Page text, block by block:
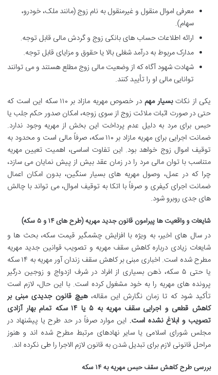
معرفی اموال منقول و غیرمنقول به نام زوج (مانند ملک، خودرو،
سهام).
ارائه اطلاعات حساب های بانکی زوج و گردش مالی قابل توجه.
مدارک مربوط به درآمد شغلی بالا یا حقوق و مزایای قابل توجه.
شهادت شهود آگاه که از وضعیت مالی زوج مطلع هستند و می توانند
توانایی مالی او را تأیید کنند.
یکی از نکاتبسیار مهم
در خصوص مهریه مازاد بر ۱۱۰ سکه این است که
حتی در صورت اثبات ملائت زوج از سوی زوجه، امکان صدور حکم جلب یا
حبس برای مرد به دلیل عدم پرداخت این بخش از مهریه وجود ندارد.
ضمانت اجرایی برای مهریه مازاد بر ۱۱۰ سکه، صرفاً مالی است و محدود به
توقیف اموال زوج خواهد بود. این تفاوت اساسی، اهمیت تعیین مهریه
متناسب با توان مالی مرد را در زمان عقد بیش از پیش نمایان می سازد،
چرا که در عمل، وصول مهریه های بسیار سنگین، بدون امکان اعمال
ضمانت اجرای کیفری و صرفاً با اتکا به توقیف اموال، می تواند با چالش
های جدی روبرو شود.
شایعات و واقعیت ها پیرامون قانون جدید مهریه (طرح های ۱۴ و ۵ سکه)
در سال های اخیر، به ویژه با افزایش چشمگیر قیمت سکه، بحث ها و
شایعات زیادی درباره کاهش سقف مهریه و تصویب قوانین جدید مهریه
مطرح شده است. اخباری مبنی بر کاهش سقف زندان آور مهریه به ۱۴ سکه
یا حتی ۵ سکه، ذهن بسیاری از افراد در شرف ازدواج و زوجین درگیر
پرونده های مهریه را به خود مشغول کرده است. با این حال، لازم است
تأکید شود که تا زمان نگارش این مقاله،هیچ قانون جدیدی مبنی بر
کاهش قطعی و اجرایی سقف مهریه به ۵ یا ۱۴ سکه تمام بهار آزادی
تصویب و ابلاغ نشده است. این موارد صرفاً در حد طرح یا پیشنهاد در
مجلس شورای اسلامی یا سایر نهادهای مرتبط مطرح شده اند و هنوز
مراحل قانونی لازم برای تبدیل شدن به قانون لازم الاجرا را طی نکرده اند.
بررسی طرح کاهش سقف حبس مهریه به ۱۴ سکه